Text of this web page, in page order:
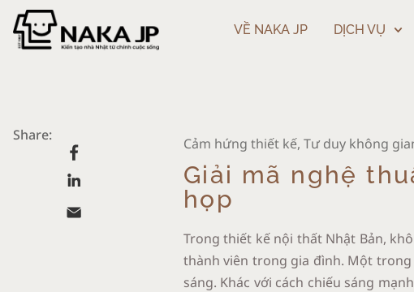
VỀ NAKA JP DỊCH VỤ
Share: Cảm hứng thiết kế, Tư duy không
Giải mã nghệ
họp
Trong thiết kế nội thất Nhật Bản,
thành viên trong gia đình. Một
sáng. Khác với cách chiếu sáng